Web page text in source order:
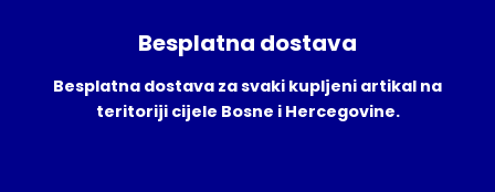
Besplatna dostava
Besplatna dostava za svaki kupljeni artikal na
teritoriji cijele Bosne i Hercegovine.